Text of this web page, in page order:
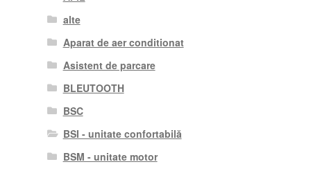
alte
Aparat de aer conditionat
Asistent de parcare
BLEUTOOTH
BSC
BSI - unitate confortabilă
BSM - unitate motor